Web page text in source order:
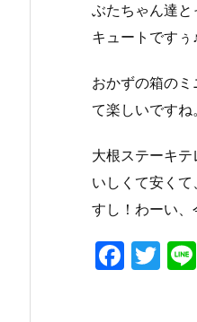
ぶたちゃん達
キュートですぅ
おかずの箱の
て楽しいですね。
大根ステーキ
いしくて安く
すし！わーい、
F
T